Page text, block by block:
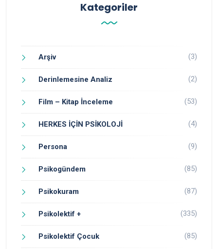
Kategoriler
Arşiv (3)
Derinlemesine Analiz (2)
Film – Kitap İnceleme (53)
HERKES İÇİN PSİKOLOJİ (4)
Persona (9)
Psikogündem (85)
Psikokuram (87)
Psikolektif + (335)
Psikolektif Çocuk (85)